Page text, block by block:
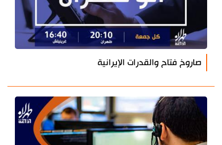
صاروخ فتاح والقدرات الإيرانية